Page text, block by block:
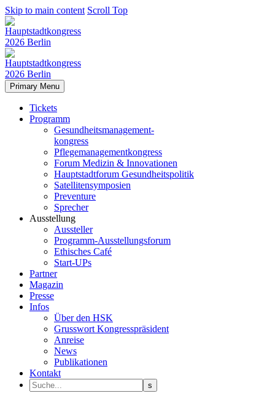
Skip to main content Scroll Top
Primary Menu
Tickets
Programm
Gesundheitsmanagement-
kongress
Pflegemanagementkongress
Forum Medizin & Innovationen
Hauptstadtforum Gesundheitspolitik
Satellitensymposien
Preventure
Sprecher
Ausstellung
Aussteller
Programm-Ausstellungsforum
Ethisches Café
Start-UPs
Partner
Magazin
Presse
Infos
Über den HSK
Grusswort Kongresspräsident
Anreise
News
Publikationen
Kontakt